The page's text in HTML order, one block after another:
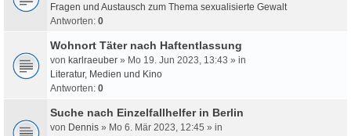
Fragen und Austausch zum Thema sexualisierte Gewalt
Antworten: 0
Wohnort Täter nach Haftentlassung
von karlraeuber » Mo 19. Jun 2023, 13:43 » in
Literatur, Medien und Kino
Antworten: 0
Suche nach Einzelfallhelfer in Berlin
von Dennis » Mo 6. Mär 2023, 12:45 » in